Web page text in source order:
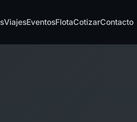
ViajesEventosFlotaCotizarContacto